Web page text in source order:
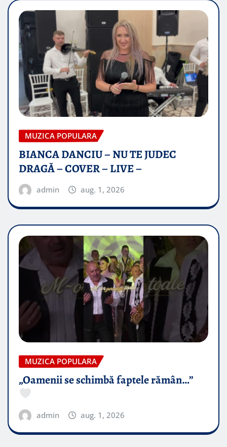
MUZICA POPULARA
BIANCA DANCIU – NU TE JUDEC
DRAGĂ – COVER – LIVE –
admin aug. 1, 2026
MUZICA POPULARA
„Oamenii se schimbă faptele rămân…”
admin aug. 1, 2026